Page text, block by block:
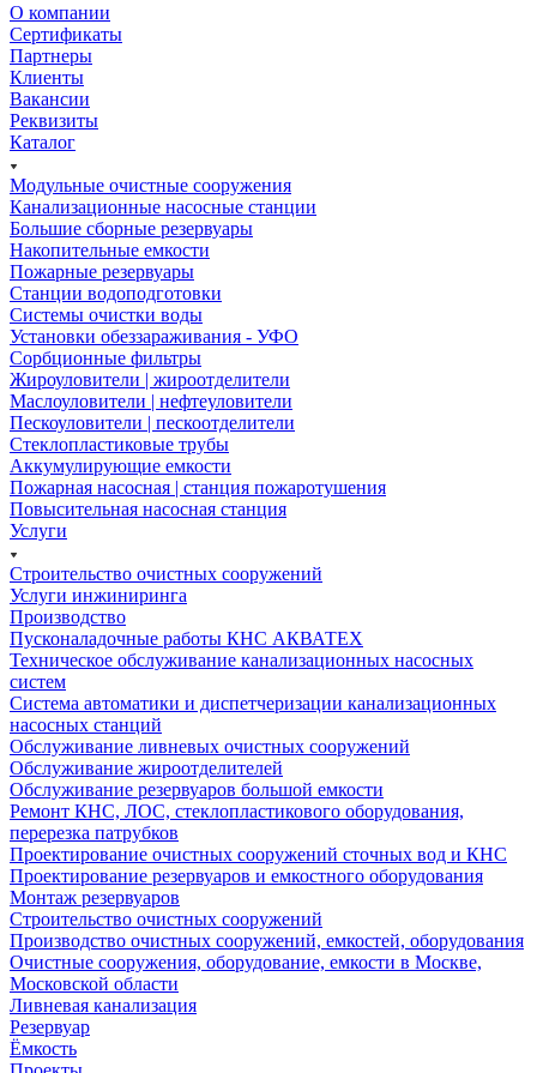
О компании
Сертификаты
Партнеры
Клиенты
Вакансии
Реквизиты
Каталог
Модульные очистные сооружения
Канализационные насосные станции
Большие сборные резервуары
Накопительные емкости
Пожарные резервуары
Станции водоподготовки
Системы очистки воды
Установки обеззараживания - УФО
Сорбционные фильтры
Жироуловители | жироотделители
Маслоуловители | нефтеуловители
Пескоуловители | пескоотделители
Стеклопластиковые трубы
Аккумулирующие емкости
Пожарная насосная | станция пожаротушения
Повысительная насосная станция
Услуги
Строительство очистных сооружений
Услуги инжиниринга
Производство
Пусконаладочные работы КНС АКВАТЕХ
Техническое обслуживание канализационных насосных
систем
Система автоматики и диспетчеризации канализационных
насосных станций
Обслуживание ливневых очистных сооружений
Обслуживание жироотделителей
Обслуживание резервуаров большой емкости
Ремонт КНС, ЛОС, стеклопластикового оборудования,
перерезка патрубков
Проектирование очистных сооружений сточных вод и КНС
Проектирование резервуаров и емкостного оборудования
Монтаж резервуаров
Строительство очистных сооружений
Производство очистных сооружений, емкостей, оборудования
Очистные сооружения, оборудование, емкости в Москве,
Московской области
Ливневая канализация
Резервуар
Ёмкость